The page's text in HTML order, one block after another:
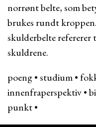
norrønt belte, som
brukes rundt
skulderbelte refererer
skuldrene.
poeng•studium•
innenfraperspektiv•
punkt•